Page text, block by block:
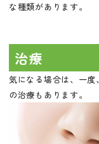
な種類があります。
治療
気になる場合は、一
の治療もあります。